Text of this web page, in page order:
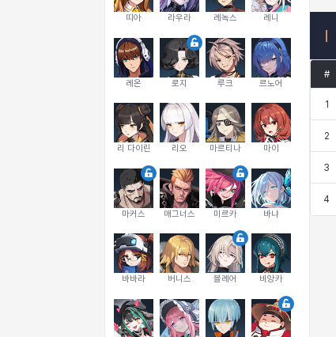
띠아 라우라 레녹스 레니
레온 로지 루크 르노어
리 다이린 리오 마르티나 마이
마커스 매그너스 미르카 바냐
바바라 버니스 블레어 비앙카
#
1
2
3
4